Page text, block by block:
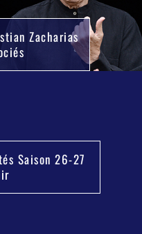
Zacharias
Saison 26-27